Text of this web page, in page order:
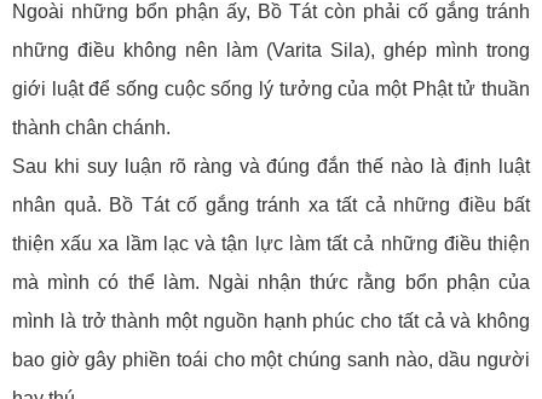
Ngoài những bổn phận ấy, Bồ Tát còn phải cố gắng tránh
những điều không nên làm (Varita Sila), ghép mình trong
giới luật để sống cuộc sống lý tưởng của một Phật tử thuần
thành chân chánh.
Sau khi suy luận rõ ràng và đúng đắn thế nào là định luật
nhân quả. Bồ Tát cố gắng tránh xa tất cả những điều bất
thiện xấu xa lầm lạc và tận lực làm tất cả những điều thiện
mà mình có thể làm. Ngài nhận thức rằng bổn phận của
mình là trở thành một nguồn hạnh phúc cho tất cả và không
bao giờ gây phiền toái cho một chúng sanh nào, dầu người